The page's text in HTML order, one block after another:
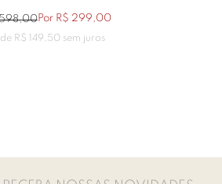
,00Por R$ 299,00
R$ 149 50sem juros